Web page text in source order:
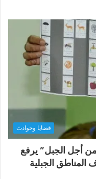
قضايا وحوادث
المدني من أجل الجبل” يرفع
الجبلية